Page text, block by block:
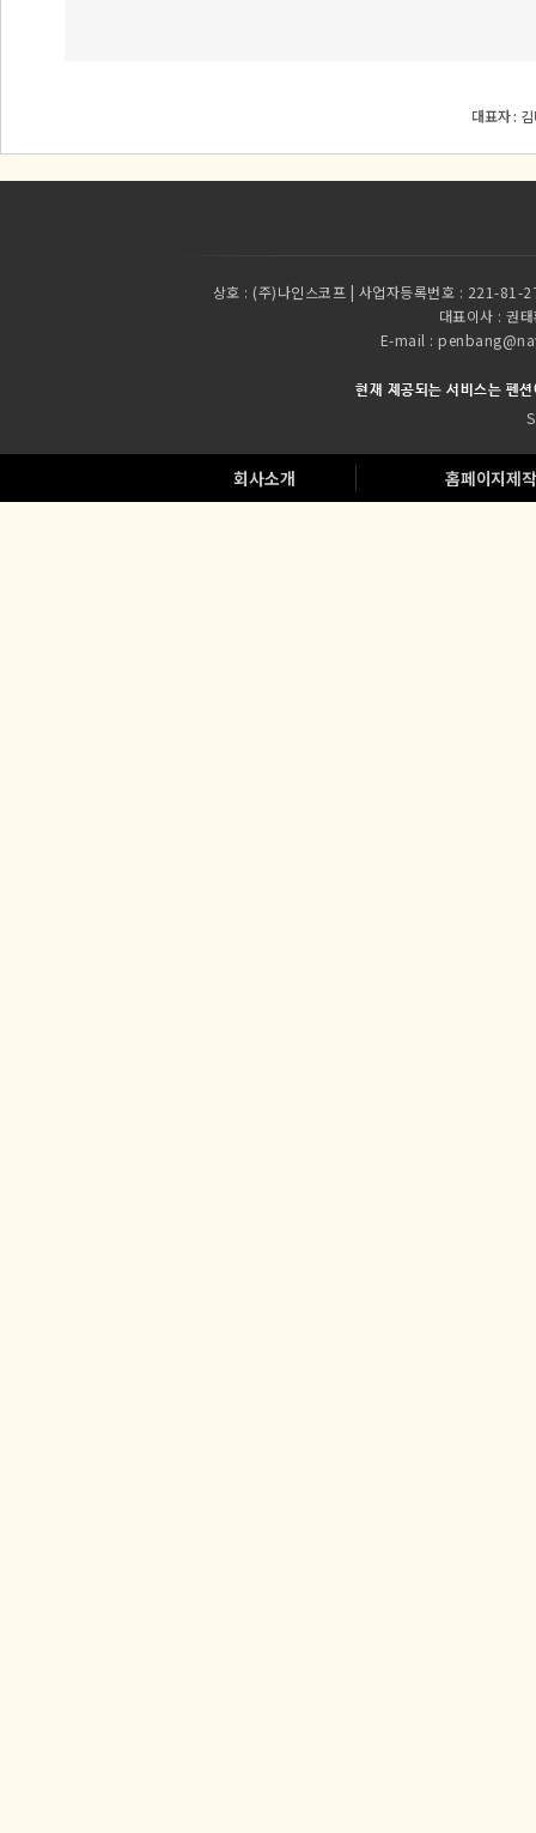
대표자 :
상호 : (주)나인스코프 | 사업자등록번호 : 221-81-
대표이사 : 권
E-mail :
현재 제공되는 서비스는 펜
회사소개 홈페이지제작